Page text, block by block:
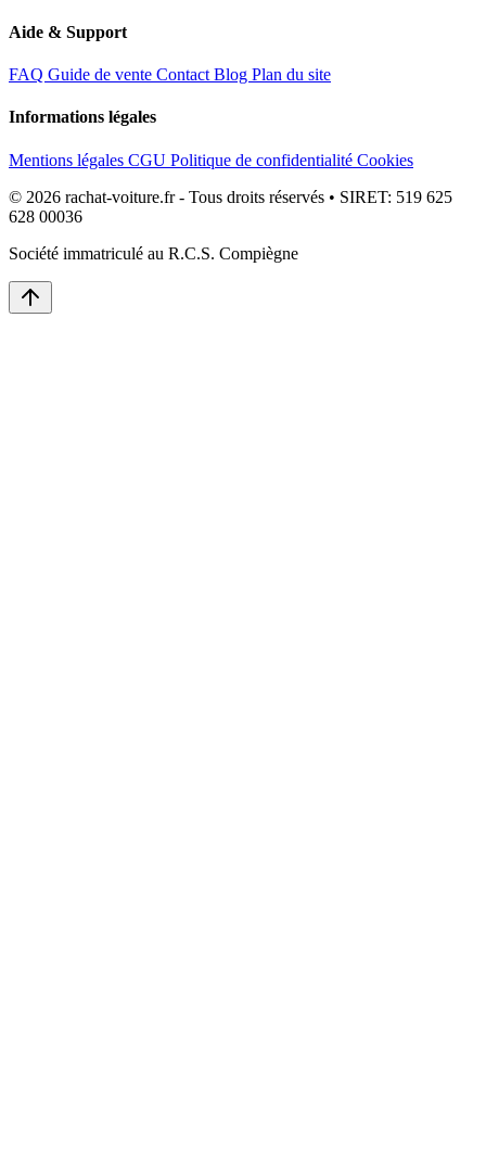
Aide & Support
FAQ Guide de vente Contact Blog Plan du site
Informations légales
Mentions légales CGU Politique de confidentialité Cookies
© 2026 rachat-voiture.fr - Tous droits réservés • SIRET: 519 625
628 00036
Société immatriculé au R.C.S. Compiègne